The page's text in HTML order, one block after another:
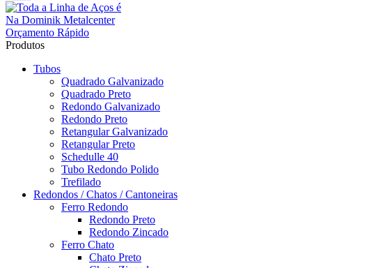
Orçamento Rápido
Produtos
Tubos
Quadrado Galvanizado
Quadrado Preto
Redondo Galvanizado
Redondo Preto
Retangular Galvanizado
Retangular Preto
Schedulle 40
Tubo Redondo Polido
Trefilado
Redondos / Chatos / Cantoneiras
Ferro Redondo
Redondo Preto
Redondo Zincado
Ferro Chato
Chato Preto